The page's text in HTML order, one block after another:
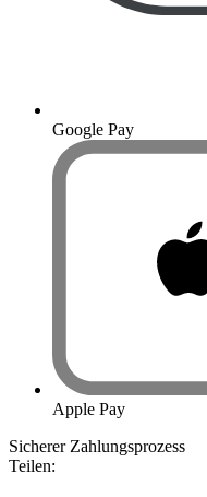
Google Pay
Apple Pay
Sicherer Zahlungsprozess
Teilen: